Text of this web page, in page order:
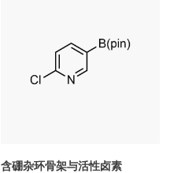
含硼杂环骨架与活性卤素